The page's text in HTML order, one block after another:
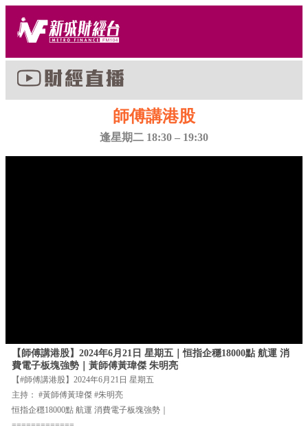
師傅講港股
逢星期二 18:30 – 19:30
【師傅講港股】2024年6月21日 星期五｜恒指企穩18000點 航運 消
費電子板塊強勢｜黃師傅黃瑋傑 朱明亮
【#師傅講港股】2024年6月21日 星期五
主持： #黃師傅黃瑋傑 #朱明亮
恒指企穩18000點 航運 消費電子板塊強勢｜
=============